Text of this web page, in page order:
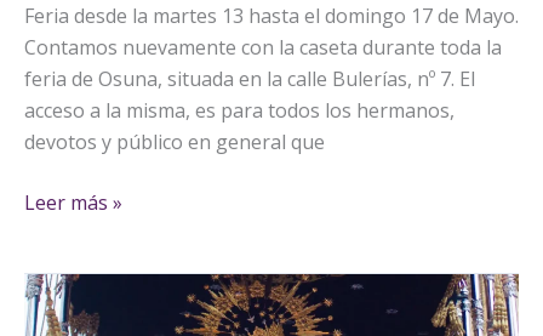
Feria desde la martes 13 hasta el domingo 17 de Mayo.
Contamos nuevamente con la caseta durante toda la
feria de Osuna, situada en la calle Bulerías, nº 7. El
acceso a la misma, es para todos los hermanos,
devotos y público en general que
Leer más »
«Humildad
y